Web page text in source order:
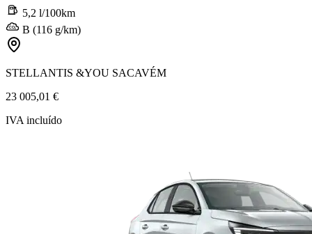
5,2 l/100km
B (116 g/km)
STELLANTIS &YOU SACAVÉM
23 005,01 €
IVA incluído